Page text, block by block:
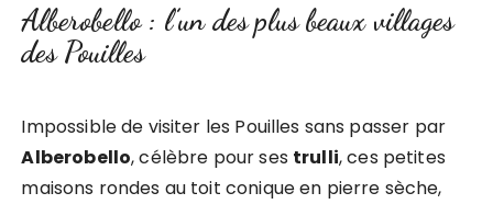
Alberobello : l’un des plus beaux villages
des Pouilles
Impossible de visiter les Pouilles sans passer par
Alberobello, célèbre pour ses trulli, ces petites
maisons rondes au toit conique en pierre sèche,